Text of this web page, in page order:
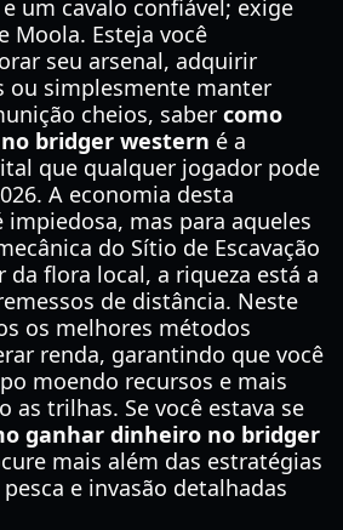
um cavalo confiável; exige
Moola. Esteja você
seu arsenal, adquirir
ou simplesmente manter
cheios, saber como
bridger western é a
que qualquer jogador pode
A economia desta
impiedosa, mas para aqueles
do Sítio de Escavação
da flora local, a riqueza está a
de distância. Neste
os melhores métodos
renda, garantindo que você
moendo recursos e mais
as trilhas. Se você estava se
ganhar dinheiro no bridger
mais além das estratégias
e invasão detalhadas